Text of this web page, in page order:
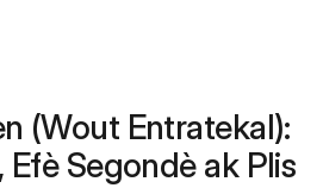
(Wout Entratekal):
Efè Segondè ak Plis